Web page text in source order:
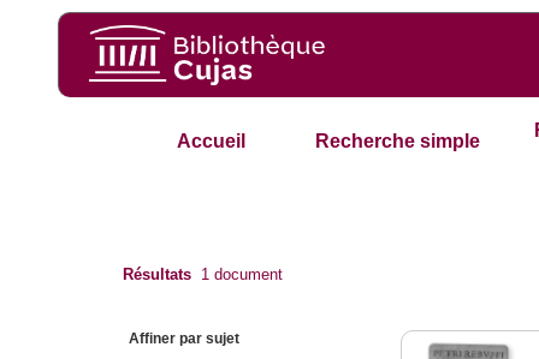
Accueil Recherche simple
Résultats 1 document
Affiner par sujet